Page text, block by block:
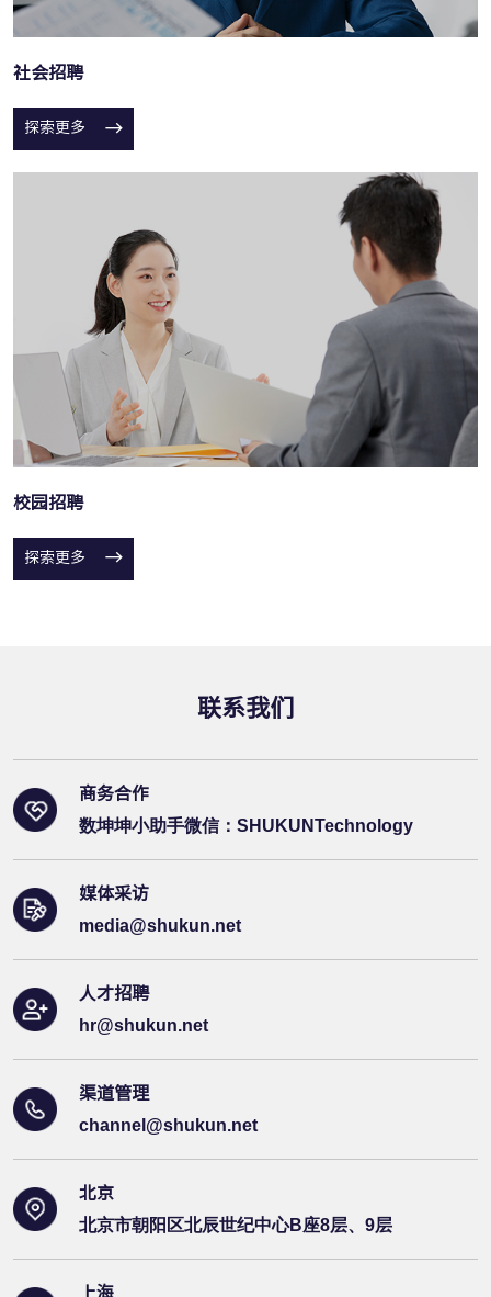
社会招聘
探索更多
校园招聘
探索更多
联系我们
商务合作
数坤坤小助手微信：SHUKUNTechnology
媒体采访
media@shukun.net
人才招聘
hr@shukun.net
渠道管理
channel@shukun.net
北京
北京市朝阳区北辰世纪中心B座8层、9层
上海